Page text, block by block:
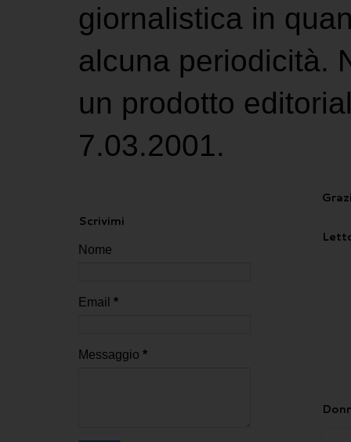
giornalistica in
alcuna periodicità.
un prodotto
7.03.2001.
Scrivimi
Nome
Email *
Messaggio *